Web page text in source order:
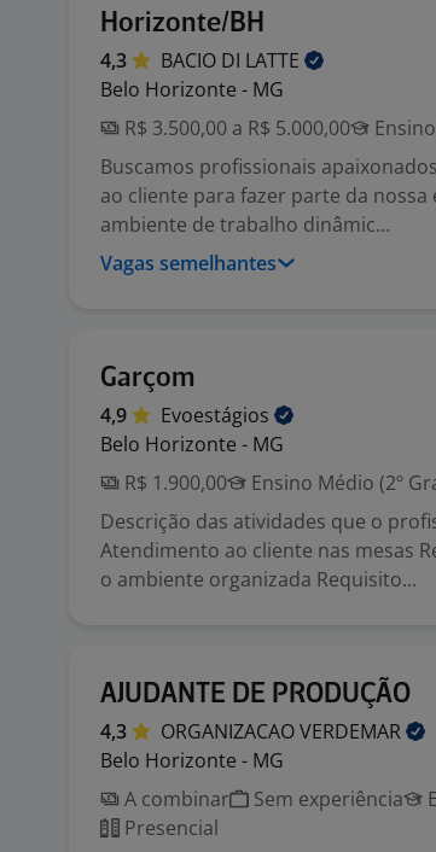
Horizonte/BH
4,3 BACIO DI LATTE
Belo Horizonte - MG
R$ 3.500,00 a R$ 5.000,00
Buscamos profissionais
ao cliente para fazer parte da nossa
ambiente de trabalho dinâmic...
Vagas semelhantes
Garçom
4,9
Evoestágios
Belo Horizonte - MG
R$ 1.900,00
Ensino Médio (2º
Descrição das atividades que o
Atendimento ao cliente nas mesas
o ambiente organizada Requisito...
AJUDANTE DE PRODUÇÃO
4,3 ORGANIZACAOVERDEMAR
Belo Horizonte - MG
A combinar
Sem experiência
Presencial